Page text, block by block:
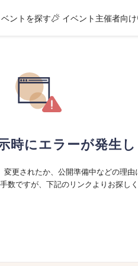
ントを探す イベント主催者向け
時にエラーが発生し
更されたか、公開準備中などの理由
数ですが、下記のリンクよりお探しく